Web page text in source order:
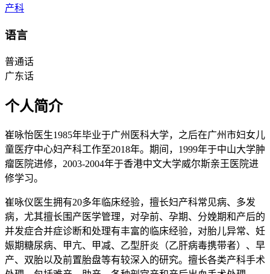
产科
语言
普通话
广东话
个人简介
崔咏怡医生1985年毕业于广州医科大学，之后在广州市妇女儿
童医疗中心妇产科工作至2018年。期间，1999年于中山大学肿
瘤医院进修，2003-2004年于香港中文大学威尔斯亲王医院进
修学习。
崔咏仪医生拥有20多年临床经验，擅长妇产科常见病、多发
病，尤其擅长围产医学管理，对孕前、孕期、分娩期和产后的
并发症合并症诊断和处理有丰富的临床经验，对胎儿异常、妊
娠期糖尿病、甲亢、甲减、乙型肝炎（乙肝病毒携带者）、早
产、双胎以及前置胎盘等有较深入的研究。擅长各类产科手术